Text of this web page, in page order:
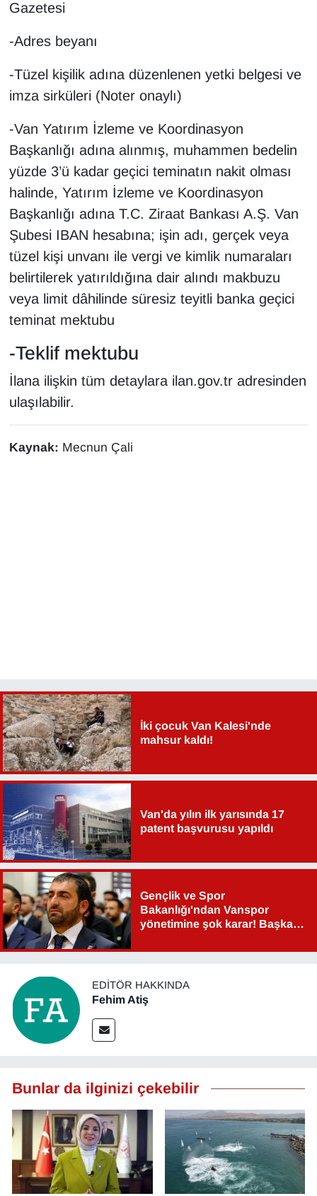
Gazetesi
-Adres beyanı
-Tüzel kişilik adına düzenlenen yetki belgesi ve
imza sirküleri (Noter onaylı)
-Van Yatırım İzleme ve Koordinasyon
Başkanlığı adına alınmış, muhammen bedelin
yüzde 3’ü kadar geçici teminatın nakit olması
halinde, Yatırım İzleme ve Koordinasyon
Başkanlığı adına T.C. Ziraat Bankası A.Ş. Van
Şubesi IBAN hesabına; işin adı, gerçek veya
tüzel kişi unvanı ile vergi ve kimlik numaraları
belirtilerek yatırıldığına dair alındı makbuzu
veya limit dâhilinde süresiz teyitli banka geçici
teminat mektubu
-Teklif mektubu
İlana ilişkin tüm detaylara ilan.gov.tr adresinden
ulaşılabilir.
Kaynak: Mecnun Çali
İki çocuk Van Kalesi'nde
mahsur kaldı!
Van'da yılın ilk yarısında 17
patent başvurusu yapıldı
Gençlik ve Spor
Bakanlığı'ndan Vanspor
yönetimine şok karar! Başkan
EDITÖR HAKKINDA
Fehim Atiş
Bunlar da ilginizi çekebilir